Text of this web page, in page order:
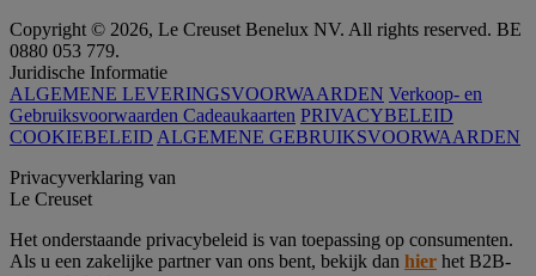
Copyright © 2026, Le Creuset Benelux NV. All rights reserved. BE
0880 053 779.
Juridische Informatie
ALGEMENE LEVERINGSVOORWAARDEN Verkoop- en
Gebruiksvoorwaarden Cadeaukaarten PRIVACYBELEID
COOKIEBELEID ALGEMENE GEBRUIKSVOORWAARDEN
Privacyverklaring van
Le Creuset
Het onderstaande privacybeleid is van toepassing op consumenten.
Als u een zakelijke partner van ons bent, bekijk dan hier het B2B-